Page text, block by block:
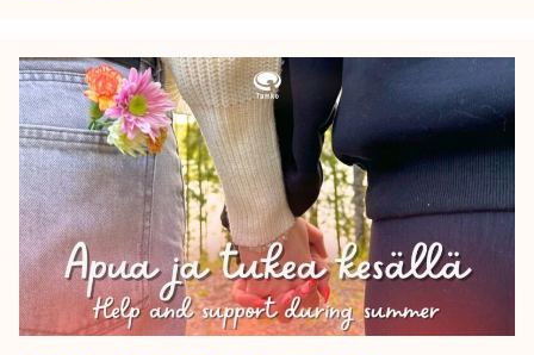
u
n
o
p
i
s
k
e
i
s
ä
2
0
2
6